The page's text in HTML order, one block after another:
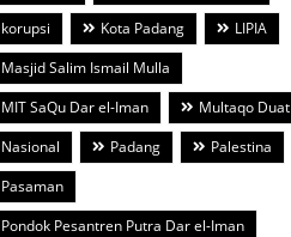
korupsi
Kota Padang
LIPIA
Masjid Salim Ismail Mulla
MIT SaQu Dar el-Iman
Multaqo Duat
Nasional
Padang
Palestina
Pasaman
Pondok Pesantren Putra Dar el-Iman